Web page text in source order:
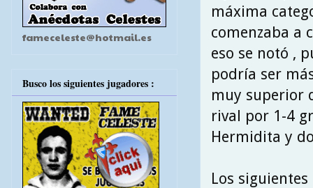
máxima
comenzaba a
eso se notó ,
podría ser
muy superior
rival por 1-4
Hermidita y
Los
fameceleste@hotmail.es
Busco los siguientes jugadores :